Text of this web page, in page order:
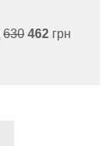
630 462 грн